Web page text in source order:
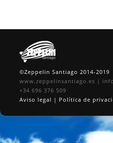
©Zeppelin Santiago 2014-2019
www.zeppelinsantiago.es |
+34 696 376 509
Aviso legal | Política de